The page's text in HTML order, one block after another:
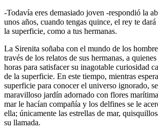
-Todavía eres demasiado joven -respondió la
unos años, cuando tengas quince, el rey te
la superficie, como a tus hermanas.
La Sirenita soñaba con el mundo de los
través de los relatos de sus hermanas, a
horas para satisfacer su inagotable curiosidad
de la superficie. En este tiempo, mientras
superficie para conocer el universo ignorado,
maravilloso jardín adornado con flores
mar le hacían compañía y los delfines se le
ella; únicamente las estrellas de mar,
su llamada.